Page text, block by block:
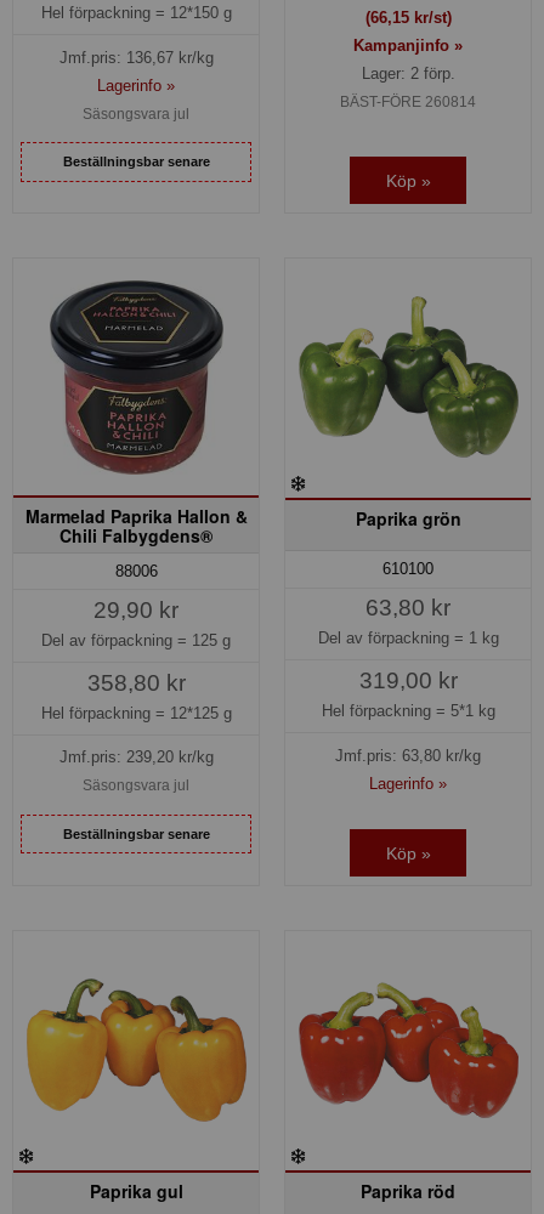
Hel förpackning = 12*150 g
Jmf.pris: 136,67kr/kg
Lagerinfo »
Säsongsvara jul
Beställningsbar senare
(66,15 kr/st)
Kampanjinfo »
Lager: 2 förp.
BÄST-FÖRE 260814
Köp »
Marmelad Paprika Hallon &
Chili Falbygdens®
88006
29,90 kr
Del av förpackning = 125 g
358,80 kr
Hel förpackning = 12*125 g
Jmf.pris: 239,20kr/kg
Säsongsvara jul
Beställningsbar senare
Paprika grön
610100
63,80 kr
Del av förpackning = 1 kg
319,00 kr
Hel förpackning = 5*1 kg
Jmf.pris: 63,80 kr/kg
Lagerinfo »
Köp »
Paprika gul Paprika röd